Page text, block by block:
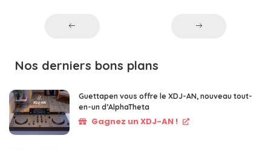
Nos derniers bons plans
Guettapen vous offre le XDJ-AN, nouveau tout-
en-un d’AlphaTheta
Gagnez un XDJ-AN !